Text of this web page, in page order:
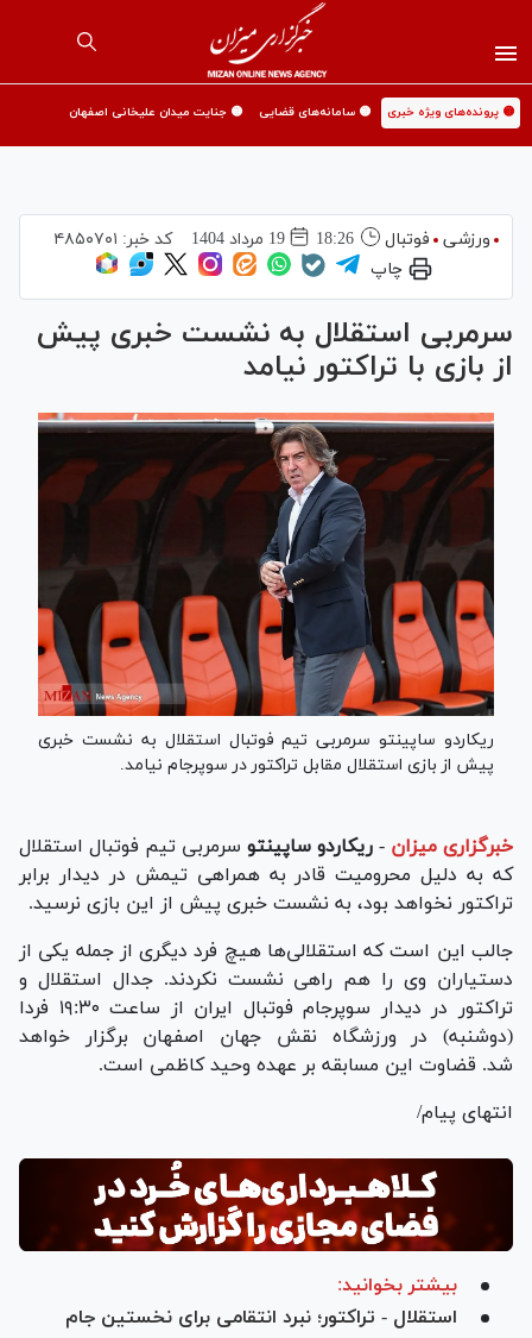
🟡 پرونده‌های ویژه خبری 🟡 سامانه‌های قضایی 🟡 جنایت میدان علیخانی اصفهان
ورزشی فوتبال 18:26 19 مرداد 1404 کد خبر: ۴۸۵۰۷۰۱
چاپ
سرمربی استقلال به نشست خبری پیش
از بازی با تراکتور نیامد
ریکاردو ساپینتو سرمربی تیم فوتبال استقلال به نشست خبری
پیش از بازی استقلال مقابل تراکتور در سوپرجام نیامد.
خبرگزاری میزان - ریکاردو ساپینتو سرمربی تیم فوتبال استقلال
که به دلیل محرومیت قادر به همراهی تیمش در دیدار برابر
تراکتور نخواهد بود، به نشست خبری پیش از این بازی نرسید.
جالب این است که استقلالی‌ها هیچ فرد دیگری از جمله یکی از
دستیاران وی را هم راهی نشست نکردند. جدال استقلال و
تراکتور در دیدار سوپرجام فوتبال ایران از ساعت ۱۹:۳۰ فردا
(دوشنبه) در ورزشگاه نقش جهان اصفهان برگزار خواهد
شد. قضاوت این مسابقه بر عهده وحید کاظمی است.
انتهای پیام/
بیشتر بخوانید:
استقلال - تراکتور؛ نبرد انتقامی‌ برای نخستین جام